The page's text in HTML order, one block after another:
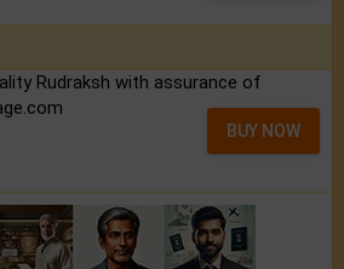
Rudraksh with assurance of
BUY NOW